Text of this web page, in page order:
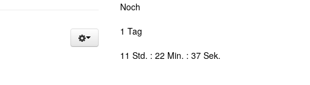
Noch
1 Tag
11 Std. : 22 Min. : 36 Sek.